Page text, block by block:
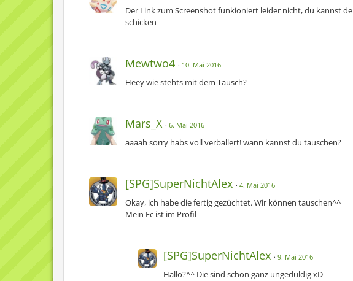
Hier geht's zu meinem
Der Link zum Screenshot funkioniert leider nicht, du kannst
schicken
Mewtwo4 10. Mai 2016
Heey wie stehts mit dem Tausch?
Mars_X 6. Mai 2016
aaaah sorry habs voll verballert! wann kannst du tauschen?
[SPG]SuperNichtAlex 4. Mai 2016
Okay, ich habe die fertig gezüchtet. Wir können tauschen^^
Mein Fc ist im Profil
[SPG]SuperNichtAlex 9. Mai 2016
Hallo?^^ Die sind schon ganz ungeduldig xD